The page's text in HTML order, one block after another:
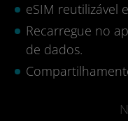
eSIM reutilizável
Recarregue no
de dados.